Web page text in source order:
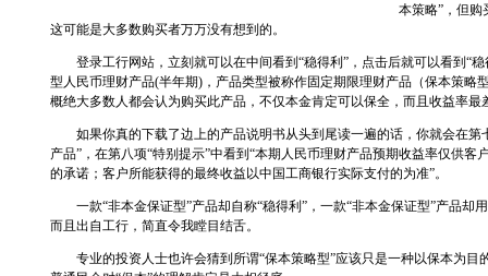
本策略”，但
这可能是大多数购买者万万没有想到的。
登录工行网站，立刻就可以在中间看到“稳得利”，点击后就可以看到“稳
型人民币理财产品(半年期)，产品类型被称作固定期限理财产品（保本策略
概绝大多数人都会认为购买此产品，不仅本金肯定可以保全，而且收益率最
如果你真的下载了边上的产品说明书从头到尾读一遍的话，你就会在第
产品”，在第八项“特别提示”中看到“本期人民币理财产品预期收益率仅供
的承诺；客户所能获得的最终收益以中国工商银行实际支付的为准”。
一款“非本金保证型”产品却自称“稳得利”，一款“非本金保证型”产品却
而且出自工行，简直令我瞠目结舌。
专业的投资人士也许会猜到所谓“保本策略型”应该只是一种以保本为目